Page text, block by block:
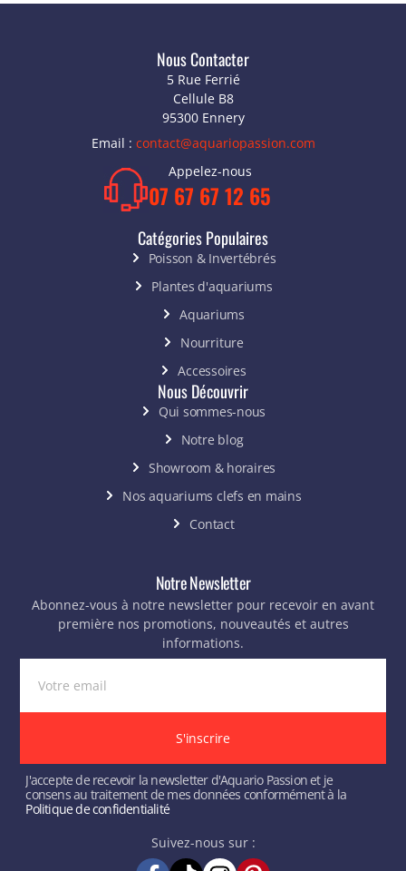
Nous Contacter
5 Rue Ferrié
Cellule B8
95300 Ennery
Email : contact@aquariopassion.com
Appelez-nous
07 67 67 12 65
Catégories Populaires
Poisson & Invertébrés
Plantes d'aquariums
Aquariums
Nourriture
Accessoires
Nous Découvrir
Qui sommes-nous
Notre blog
Showroom & horaires
Nos aquariums clefs en mains
Contact
Notre Newsletter
Abonnez-vous à notre newsletter pour recevoir en avant
première nos promotions, nouveautés et autres
informations.
J'accepte de recevoir la newsletter d'Aquario Passion et je
consens au traitement de mes données conformément à la
Politique de confidentialité
S'inscrire
Suivez-nous sur :